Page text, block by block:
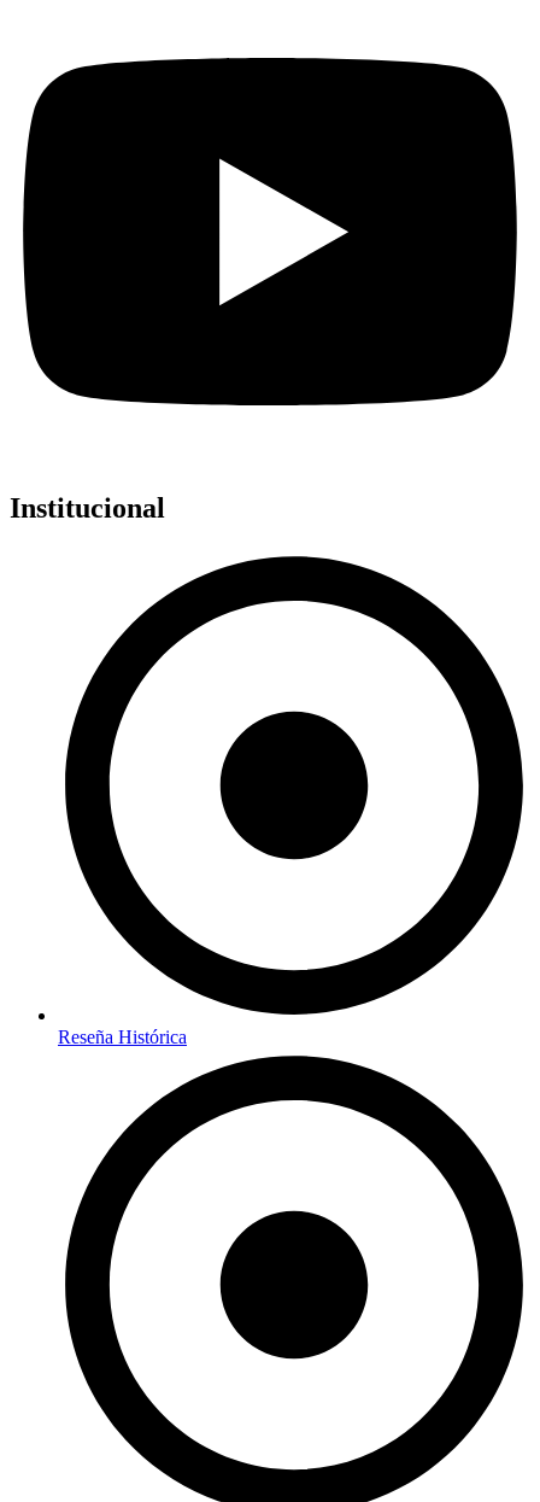
Institucional
Reseña Histórica